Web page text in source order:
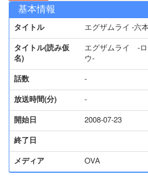
基本情報
タイトル エグザムライ -六
タイトル(読み仮
名)
エグザムライ -ロ
ウ-
話数 -
放送時間(分) -
開始日 2008-07-23
終了日
メディア OVA